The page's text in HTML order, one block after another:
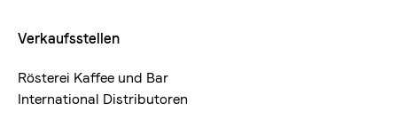
Verkaufsstellen
Rösterei Kaffee und Bar
International Distributoren